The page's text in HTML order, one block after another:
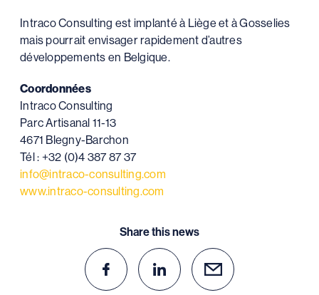
Intraco Consulting est implanté à Liège et à Gosselies
mais pourrait envisager rapidement d’autres
développements en Belgique.
Coordonnées
Intraco Consulting
Parc Artisanal 11-13
4671 Blegny-Barchon
Tél : +32 (0)4 387 87 37
info@intraco-consulting.com
www.intraco-consulting.com
Share this news